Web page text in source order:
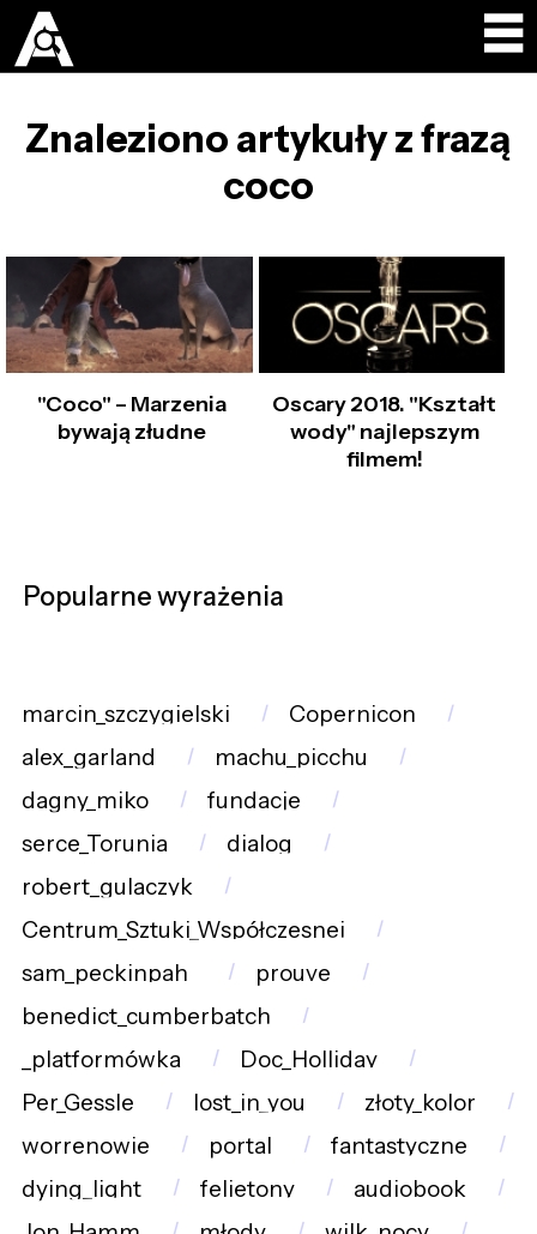
Znaleziono artykuły z frazą
coco
"Coco" – Marzenia
bywają złudne
Oscary 2018. "Kształt
wody" najlepszym
filmem!
Popularne wyrażenia
marcin_szczygielski
Copernicon
alex_garland
machu_picchu
dagny_miko
fundacje
serce_Torunia
dialog
robert_gulaczyk
Centrum_Sztuki_Współczesnej
sam_peckinpah_
prouve
benedict_cumberbatch
_platformówka
Doc_Holliday
Per_Gessle
lost_in_you
złoty_kolor
worrenowie
portal
fantastyczne
dying_light
felietony
audiobook